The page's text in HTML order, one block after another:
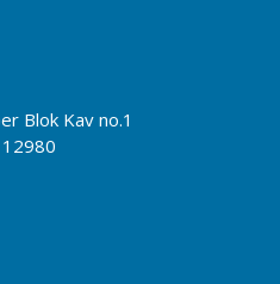
Blok Kav no.1
12980